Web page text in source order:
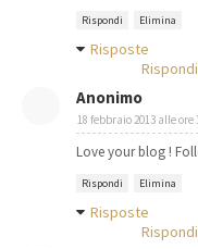
Rispondi Elimina
Risposte
Rispondi
Anonimo
18 febbraio 2013 alle ore
Love your blog !
Rispondi Elimina
Risposte
Rispondi